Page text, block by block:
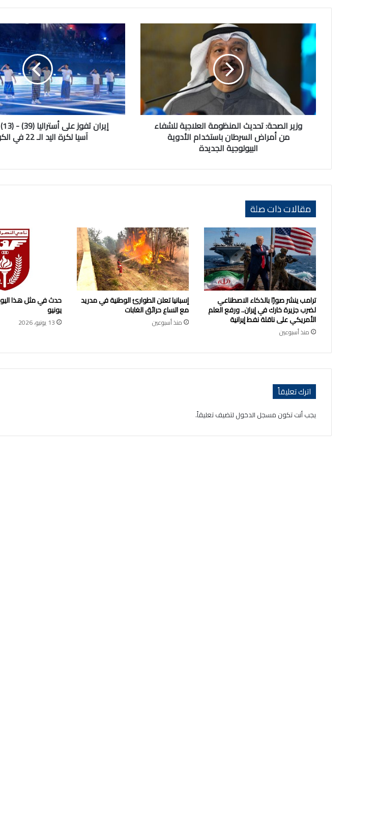
وزير
الصحة:
تحديث
المنظومة
للشفاء
من
أمراض
السرطان
باستخدام
الأدوية
وزير الصحة: تحديث المنظومة العلاجية للشفاء
من أمراض السرطان باستخدام الأدوية
البيولوجية الجديدة
إيران
تفوز
على
أستراليا
(39)
-
(13)
في
بطولة
22
الكويت
آسيا لكرة اليد الـ 22 في الكويت
مقالات ذات صلة
ترامب ينشر صورًا بالذكاء الاصطناعي
لضرب جزيرة خارك في إيران.. ورفع العلم
الأمريكي على ناقلة نفط إيرانية
منذ أسبوعين
إسبانيا تعلن الطوارئ الوطنية في مدريد
مع اتساع حرائق الغابات
منذ أسبوعين
يونيو
13 يونيو، 2026
اترك تعليقاً
يجب أنت تكون مسجل الدخول لتضيف تعليقاً.